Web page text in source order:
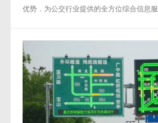
优势．为公交行业提供的全方位综合信息服